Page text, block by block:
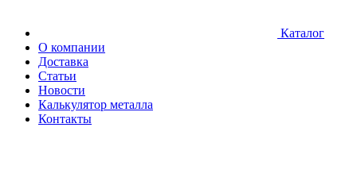
Каталог
О компании
Доставка
Статьи
Новости
Калькулятор металла
Контакты